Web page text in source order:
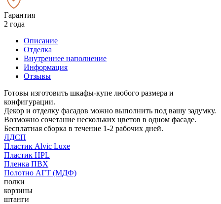
Гарантия
2 года
Описание
Отделка
Внутреннее наполнение
Информация
Отзывы
Готовы изготовить шкафы-купе любого размера и
конфигурации.
Декор и отделку фасадов можно выполнить под вашу задумку.
Возможно сочетание нескольких цветов в одном фасаде.
Бесплатная сборка в течение 1-2 рабочих дней.
ЛДСП
Пластик Alvic Luxe
Пластик HPL
Пленка ПВХ
Полотно АГТ (МДФ)
полки
корзины
штанги